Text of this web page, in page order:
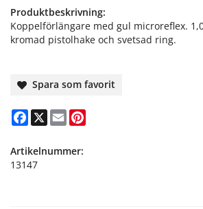
Produktbeskrivning:
Koppelförlängare med gul microreflex.
kromad pistolhake och svetsad ring.
Spara som favorit
Facebook
X Email
Artikelnummer:
13147